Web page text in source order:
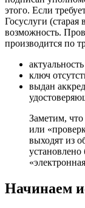
этого. Если
Госуслуги (старая
возможность.
производится по
ключ
выдан
Заметим,
или
выходят из
Начинаем